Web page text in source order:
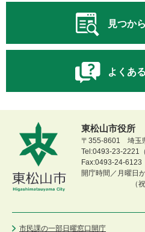
見つか
よくあ
東松山市役所
〒355-8601 埼玉
Tel:0493-23-2221（
Fax:0493-24-6123
開庁時間／月曜日
（
市民課の一部日曜窓口開庁